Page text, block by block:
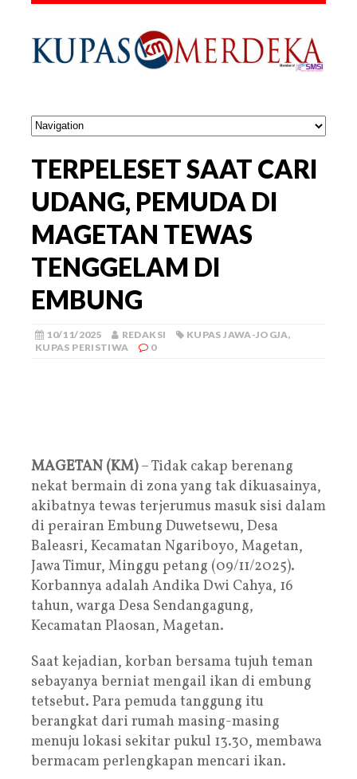
TERPELESET SAAT CARI
UDANG, PEMUDA DI
MAGETAN TEWAS
TENGGELAM DI
EMBUNG
10/11/2025 REDAKSI KUPAS JAWA-JOGJA,
KUPAS PERISTIWA
0
MAGETAN (KM)– Tidak cakap berenang
nekat bermain di zona yang tak dikuasainya,
akibatnya tewas terjerumus masuk sisi dalam
di perairan Embung Duwetsewu, Desa
Baleasri, Kecamatan Ngariboyo, Magetan,
Jawa Timur, Minggu petang (09/11/2025).
Korbannya adalah Andika Dwi Cahya, 16
tahun, warga Desa Sendangagung,
Kecamatan Plaosan, Magetan.
Saat kejadian, korban bersama tujuh teman
sebayanya berniat mengail ikan di embung
tetsebut. Para pemuda tanggung itu
berangkat dari rumah masing-masing
menuju lokasi sekitar pukul 13.30, membawa
bermacam perlengkapan mencari ikan.